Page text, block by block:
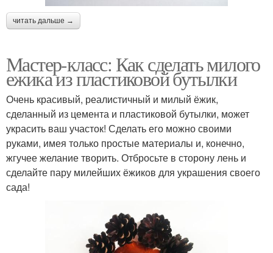
читать дальше →
Мастер-класс: Как сделать милого
ежика из пластиковой бутылки
Очень красивый, реалистичный и милый ёжик,
сделанный из цемента и пластиковой бутылки, может
украсить ваш участок! Сделать его можно своими
руками, имея только простые материалы и, конечно,
жгучее желание творить. Отбросьте в сторону лень и
сделайте пару милейших ёжиков для украшения своего
сада!